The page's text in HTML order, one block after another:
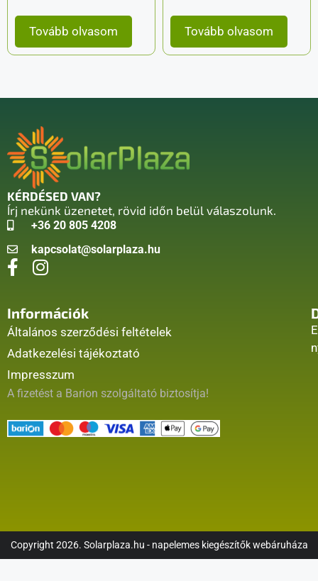
Tovább olvasom Tovább olvasom
KÉRDÉSED VAN?
Írj nekünk üzenetet, rövid időn belül válaszolunk.
+36 20 805 4208
kapcsolat@solarplaza.hu
Információk
Általános szerződési feltételek
Adatkezelési tájékoztató
Impresszum
A fizetést a Barion szolgáltató biztosítja!
Copyright 2026. Solarplaza.hu - napelemes kiegészítők webáruháza